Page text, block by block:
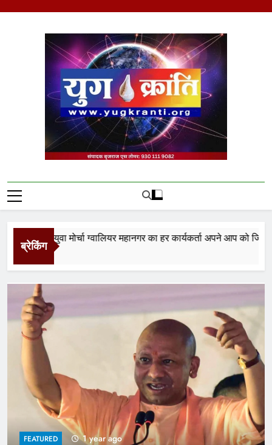
Yug Kranti | Trusted
News Portal
ब्रेकिंग
युवा मोर्चा ग्वालियर महानगर का हर कार्यकर्ता अपने आप को जिला अध्यक्ष
FEATURED 1 year ago